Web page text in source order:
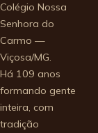
Colégio Nossa
Senhora do
Carmo —
Viçosa/MG.
Há 109 anos
formando gente
inteira, com
tradição